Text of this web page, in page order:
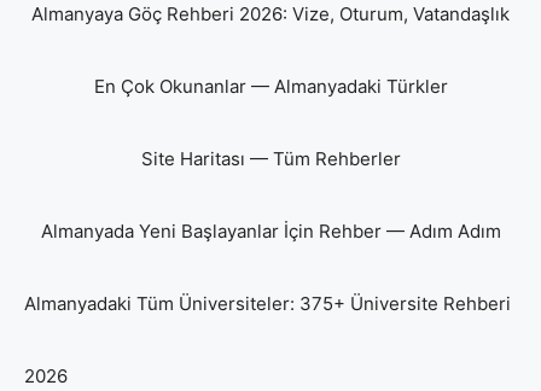
Almanyaya Göç Rehberi 2026: Vize, Oturum, Vatandaşlık
En Çok Okunanlar — Almanyadaki Türkler
Site Haritası — Tüm Rehberler
Almanyada Yeni Başlayanlar İçin Rehber — Adım Adım
Almanyadaki Tüm Üniversiteler: 375+ Üniversite Rehberi
2026